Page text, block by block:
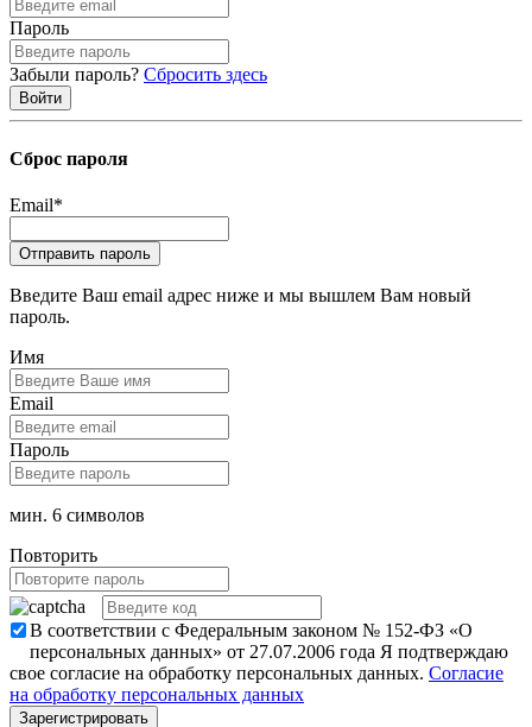
Пароль
Забыли пароль? Сбросить здесь
Сброс пароля
Email*
Введите Ваш email адрес ниже и мы вышлем Вам новый
пароль.
Имя
Email
Пароль
мин. 6 символов
Повторить
В соответствии с Федеральным законом № 152-ФЗ «О
персональных данных» от 27.07.2006 года Я подтверждаю
свое согласие на обработку персональных данных. Согласие
на обработку персональных данных